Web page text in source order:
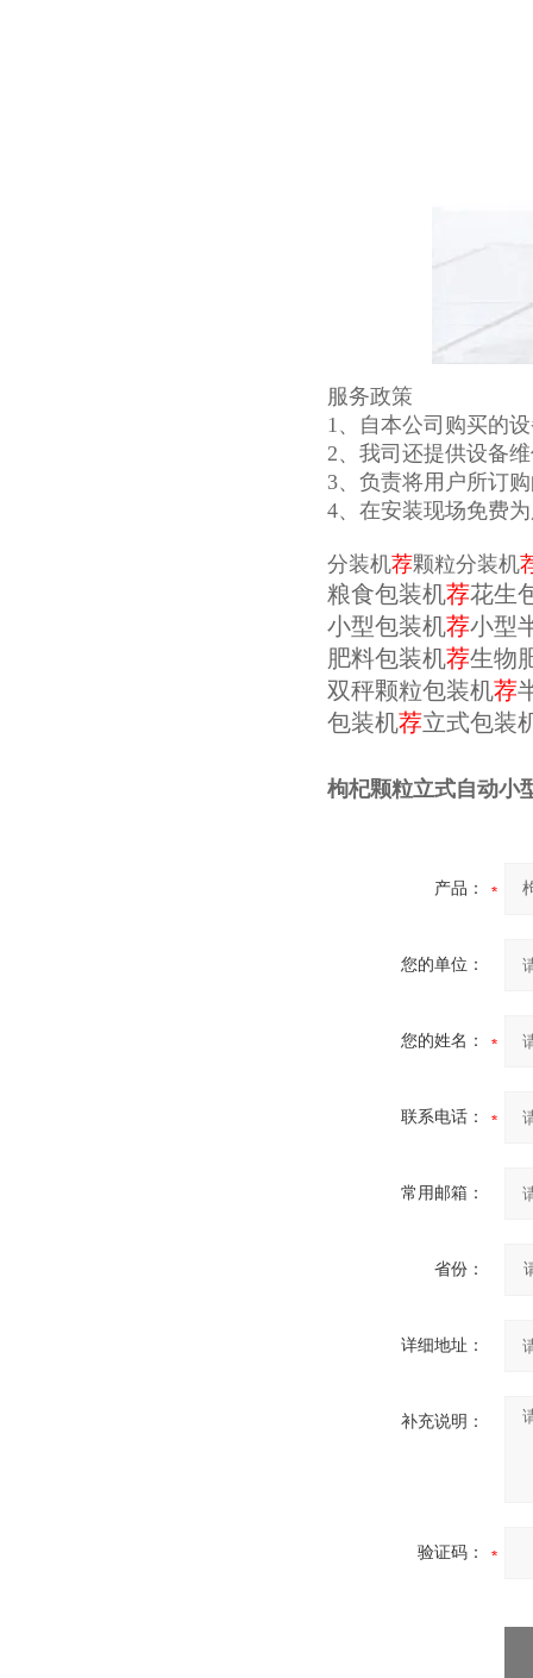
服务政策
1、自本公司购买的
2、我司还提供设备
3、负责将用户所订
4、在安装现场免费
分装机荐颗粒分装机
粮食包装机荐花生
小型包装机荐小型
肥料包装机荐生物
双秤颗粒包装机荐
包装机荐立式包装
枸杞颗粒立式自动小
产品：
您的单位：
您的姓名：
联系电话：
常用邮箱：
省份：
详细地址：
补充说明：
验证码：